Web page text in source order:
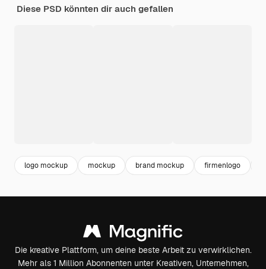
Diese PSD könnten dir auch gefallen
logo mockup mockup brand mockup firmenlogo
Die kreative Plattform, um deine beste Arbeit zu verwirklichen.
Mehr als 1 Million Abonnenten unter Kreativen, Unternehmen,